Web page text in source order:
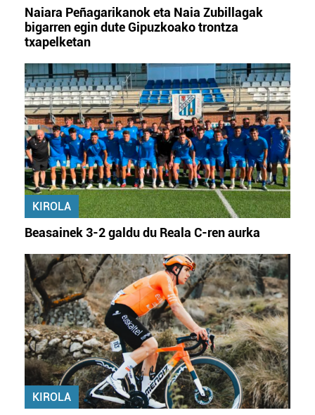
Naiara Peñagarikanok eta Naia Zubillagak
bigarren egin dute Gipuzkoako trontza
txapelketan
KIROLA
Beasainek 3-2 galdu du Reala C-ren aurka
KIROLA